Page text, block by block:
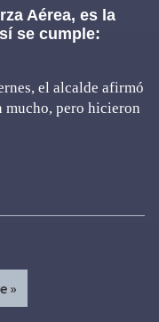
Aérea, es la
se cumple:
el alcalde afirmó
mucho, pero hicieron
»